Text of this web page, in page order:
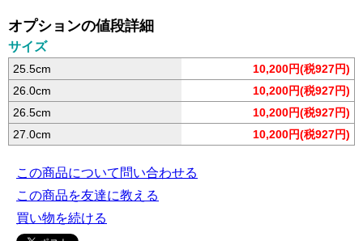
オプションの値段詳細
サイズ
25.5cm
10,200円(税927円)
26.0cm
10,200円(税927円)
26.5cm
10,200円(税927円)
27.0cm
10,200円(税927円)
この商品について問い合わせる
この商品を友達に教える
買い物を続ける